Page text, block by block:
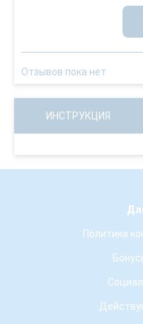
Отзывов пока нет
ИНСТРУКЦИЯ
Политика